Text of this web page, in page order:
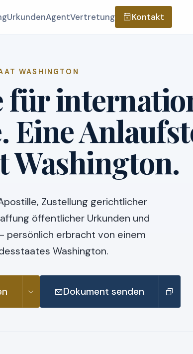
UrkundenAgentVertretung Kontakt
WASHINGTON
für
Eine
Washington.
Zustellung gerichtlicher
öffentlicher Urkunden und
persönlich erbracht von einem
Washington.
Dokument senden